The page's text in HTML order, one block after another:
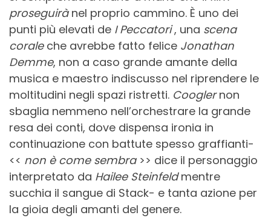
proseguirà nel proprio cammino. È uno dei
punti più elevati de I Peccatori, una scena
coraleche avrebbe fatto felice Jonathan
Demme, non a caso grande amante della
musica e maestro indiscusso nel riprendere le
moltitudini negli spazi ristretti. Cooglernon
sbaglia nemmeno nell’orchestrare la grande
resa dei conti, dove dispensa ironia in
continuazione con battute spesso graffianti-
<< non è come sembra>> dice il personaggio
interpretato da Hailee Steinfeldmentre
succhia il sangue di Stack- e tanta azione per
la gioia degli amanti del genere.